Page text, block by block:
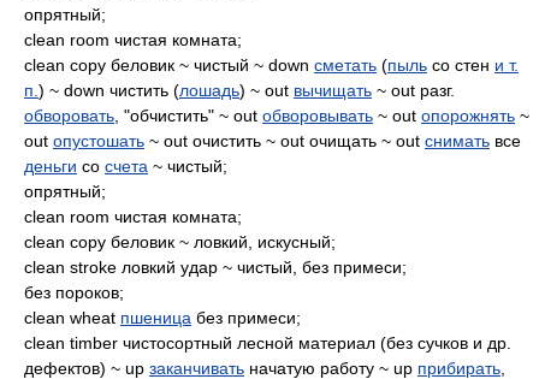
опрятный;
clean room чистая комната;
clean сору беловик ~ чистый ~ down сметать (пыль со стен и т.
п. ) ~ down чистить (лошадь) ~ out вычищать ~ out разг.
обворовать , "обчистить" ~ out обворовывать ~ out опорожнять ~
out опустошать ~ out очистить ~ out очищать ~ out снимать все
деньги со счета ~ чистый;
опрятный;
clean room чистая комната;
clean сору беловик ~ ловкий, искусный;
clean stroke ловкий удар ~ чистый, без примеси;
без пороков;
clean wheat пшеница без примеси;
clean timber чистосортный лесной материал (без сучков и др.
дефектов) ~ up заканчивать начатую работу ~ up прибирать